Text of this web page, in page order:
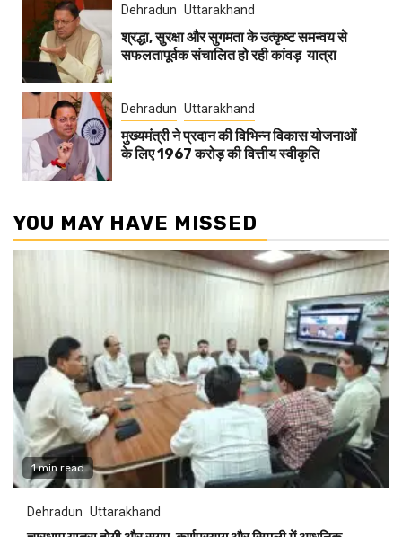
Dehradun Uttarakhand
श्रद्धा, सुरक्षा और सुगमता के उत्कृष्ट समन्वय से
सफलतापूर्वक संचालित हो रही कांवड़ यात्रा
Dehradun Uttarakhand
मुख्यमंत्री ने प्रदान की विभिन्न विकास योजनाओं
के लिए 1967 करोड़ की वित्तीय स्वीकृति
YOU MAY HAVE MISSED
1 min read
Dehradun Uttarakhand